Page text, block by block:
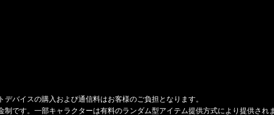
デバイスの購入および通信料はお客様のご負担となります。
制です。一部キャラクターは有料のランダム型アイテム提供方式により提供され